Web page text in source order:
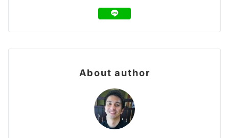
About author